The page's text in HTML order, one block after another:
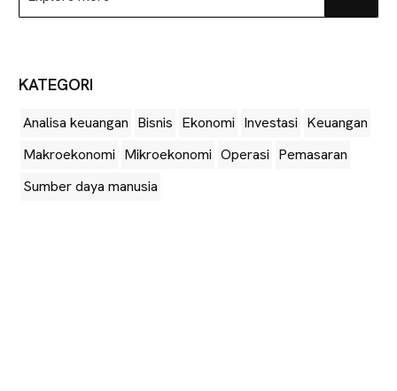
more
KATEGORI
Analisa keuangan Bisnis Ekonomi Investasi Keuangan
Makroekonomi Mikroekonomi Operasi Pemasaran
Sumber daya manusia